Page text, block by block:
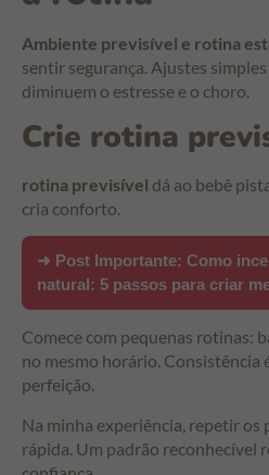
Ambiente previsível e rotina
sentir segurança. Ajustes
diminuem o estresse e o choro.
Crie rotina
rotina previsível dá ao bebê
cria conforto.
➜ Post Importante: Como
natural: 5 passos para criar
Comece com pequenas rotinas:
no mesmo horário. Consistência
perfeição.
Na minha experiência, repetir os
rápida. Um padrão reconhecível